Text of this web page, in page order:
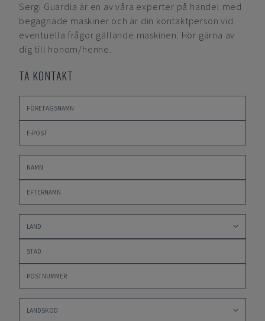
Sergi Guardia är en av våra experter på handel med
begagnade maskiner och är din kontaktperson vid
eventuella frågor gällande maskinen. Hör gärna av
dig till honom/henne.
TA KONTAKT